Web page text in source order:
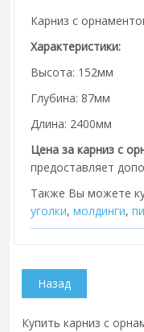
Карниз с
Характеристики:
Высота: 152мм
Глубина: 87мм
Длина: 2400мм
Цена за карниз с
предоставляет
Также Вы можете
уголки, молдинги,
Купить карниз с